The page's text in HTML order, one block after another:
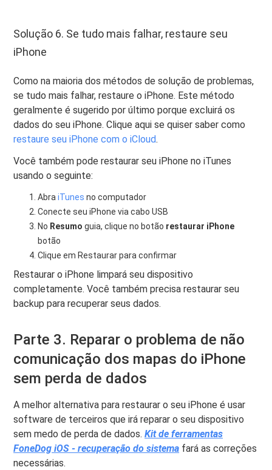
Solução 6. Se tudo mais falhar, restaure seu
iPhone
Como na maioria dos métodos de solução de problemas,
se tudo mais falhar, restaure o iPhone. Este método
geralmente é sugerido por último porque excluirá os
dados do seu iPhone. Clique aqui se quiser saber como
restaure seu iPhone com o iCloud.
Você também pode restaurar seu iPhone no iTunes
usando o seguinte:
AbraiTunes no computador
Conecte seu iPhone via cabo USB
No Resumo guia, clique no botão restaurar iPhone
botão
Clique em Restaurar para confirmar
Restaurar o iPhone limpará seu dispositivo
completamente. Você também precisa restaurar seu
backup para recuperar seus dados.
Parte 3. Reparar o problema de não
comunicação dos mapas do iPhone
sem perda de dados
A melhor alternativa para restaurar o seu iPhone é usar
software de terceiros que irá reparar o seu dispositivo
sem medo de perda de dados.Kit de ferramentas
FoneDog iOS - recuperação do sistema fará as correções
necessárias.